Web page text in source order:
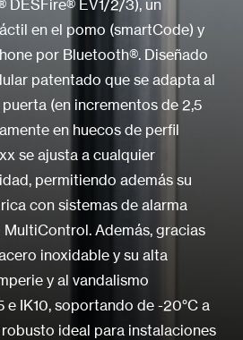
DESFire® EV1/2/3), un
en el pomo (smartCode) y
por Bluetooth®. Diseñado
patentado que se adapta al
(en incrementos de 2,5
en huecos de perfil
se ajusta a cualquier
permitiendo además su
con sistemas de alarma
Además, gracias
inoxidable y su alta
y al vandalismo
e IK10, soportando de -20°C a
robusto ideal para instalaciones